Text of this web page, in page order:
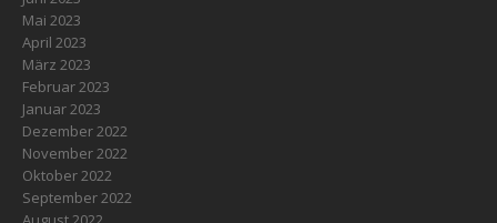
Mai 2023
April 2023
März 2023
Februar 2023
Januar 2023
Dezember 2022
November 2022
Oktober 2022
September 2022